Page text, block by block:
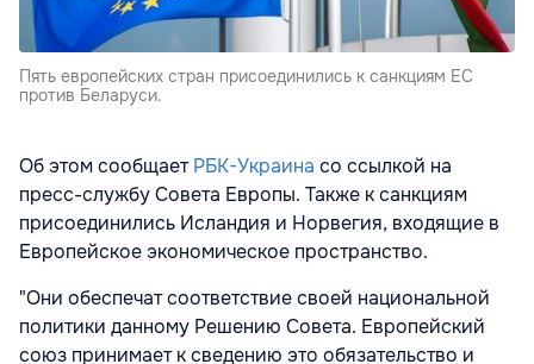
Пять европейских стран присоединились к санкциям ЕС
против Беларуси.
Об этом сообщаетРБК-Украина со ссылкой на
пресс-службу Совета Европы. Также к санкциям
присоединились Исландия и Норвегия, входящие в
Европейское экономическое пространство.
"Они обеспечат соответствие своей национальной
политики данному Решению Совета. Европейский
союз принимает к сведению это обязательство и